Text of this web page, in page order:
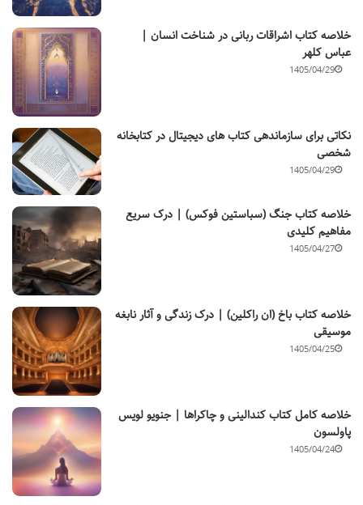
خلاصه کتاب اشراقات ربانی در شناخت انسان |
عباس کلهر
1405/04/29
نکاتی برای سازماندهی کتاب های دیجیتال در کتابخانه
شخصی
1405/04/29
خلاصه کتاب جنگ (سباستین فوکس) | درک سریع
مفاهیم کلیدی
1405/04/27
خلاصه کتاب باخ (ان راکلین) | درک زندگی و آثار نابغه
موسیقی
1405/04/25
خلاصه کامل کتاب کندالینی و چاکراها | جنویو لویس
پاولسون
1405/04/24